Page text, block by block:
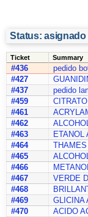
Status: asignado
Ticket Summary
#436 pedido
#427
#437
pedido
#459
#461
#462
#463
ETANOL
#464
THAMES
#465
#466
#467
VERDE
#468
#469
GLICINA
#470
ACIDO